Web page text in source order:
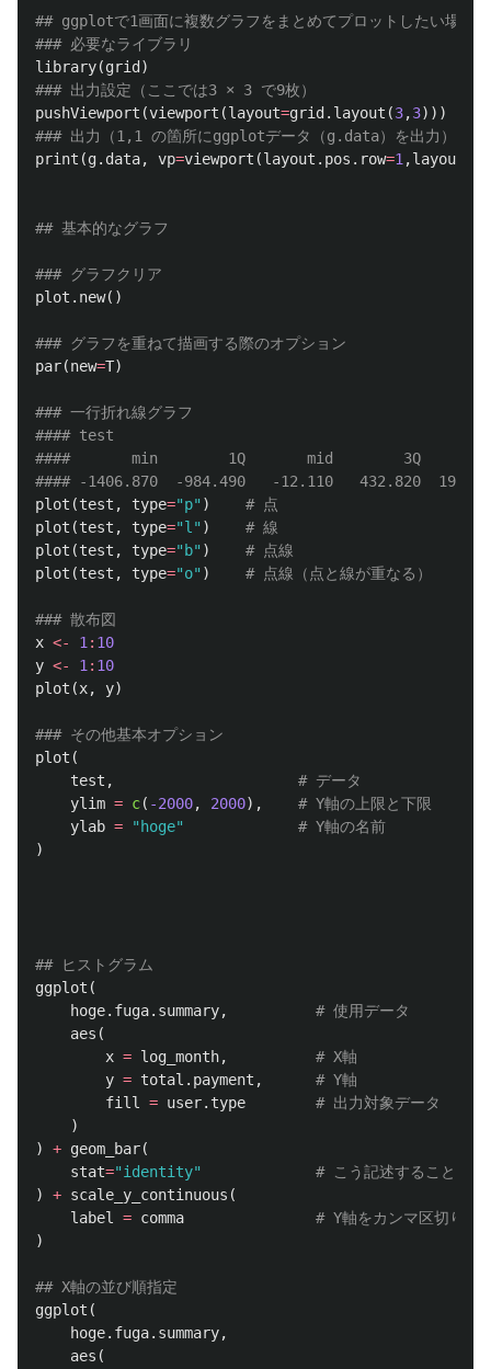
## ggplotで1画面に複数グラフをまとめてプロットしたい場合
### 必要なライブラリ
library(grid )
### 出力設定（ここでは3 × 3 で9枚）
pushViewport (viewport (layout=grid.layout (3,3)))
### 出力（1,1 の箇所にggplotデータ（g.data）を出力）
print (g.data, vp=viewport (layout.pos.row=1 ,
## 基本的なグラフ
### グラフクリア
plot.new()
### グラフを重ねて描画する際のオプション
par(new=T)
### 一行折れ線グラフ
#### test
####       min        1Q       mid        3Q
#### -1406.870  -984.490   -12.110   432.820
plot (test , type="p" )
# 点
plot (test , type="l" )
# 線
plot (test , type="b" )
# 点線
plot (test , type="o" ) # 点線（点と線が重なる）
### 散布図
x <- 1 : 10
y <- 1 : 10
plot (x, y)
### その他基本オプション
plot (
test ,
# データ
ylim = c( -2000, 2000),
# Y軸の上限と下限
ylab = "hoge"
# Y軸の名前
)
## ヒストグラム
ggplot (
hoge.fuga.summary,
# 使用データ
aes (
x = log_month,
# X軸
y = total.payment ,
# Y軸
fill
= user.type
# 出力対象データ
)
)
+ geom_bar(
stat="identity"
# こう記述することで、
)
+ scale_y_continuous (
label
= comma
# Y軸をカンマ区切りで
)
## X軸の並び順指定
ggplot (
hoge.fuga.summary,
aes (